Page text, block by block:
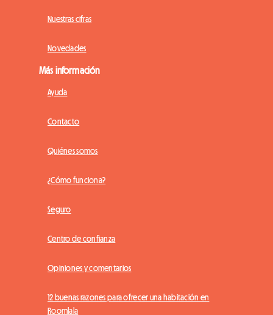
Nuestras cifras
Novedades
Más información
Ayuda
Contacto
Quiénes somos
¿Cómo funciona?
Seguro
Centro de confianza
Opiniones y comentarios
12 buenas razones para ofrecer una habitación en
Roomlala